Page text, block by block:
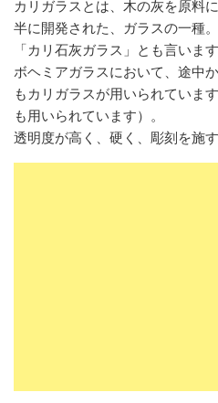
カリガラスとは、木の灰を原料
半に開発された、ガラスの一種
「カリ石灰ガラス」とも言います
ボヘミアガラスにおいて、途中
もカリガラスが用いられていま
も用いられています）。
透明度が高く、硬く、彫刻を施